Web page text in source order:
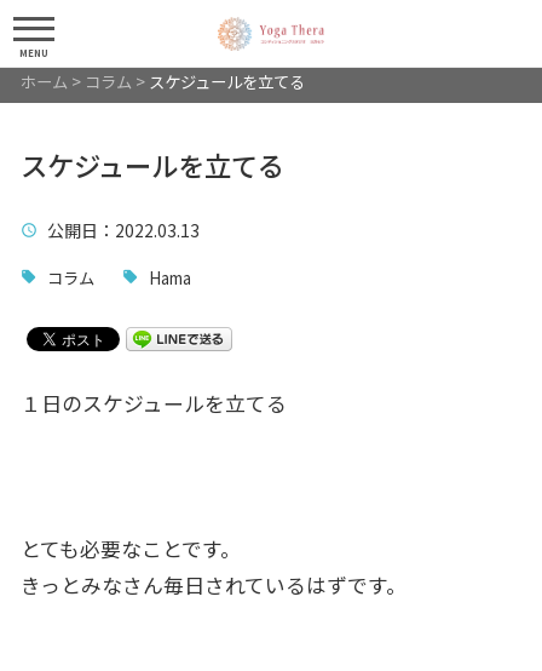
MENU
ホーム > コラム > スケジュールを立てる
スケジュールを立てる
公開日 ：2022.03.13
コラム Hama
１日のスケジュールを立てる
とても必要なことです。
きっとみなさん毎日されているはずです。